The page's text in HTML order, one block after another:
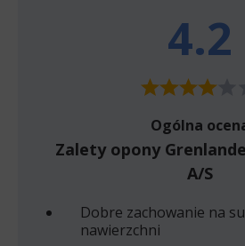
4.2
Ogólna
Zalety opony
A/S
Dobre zachowanie na
nawierzchni